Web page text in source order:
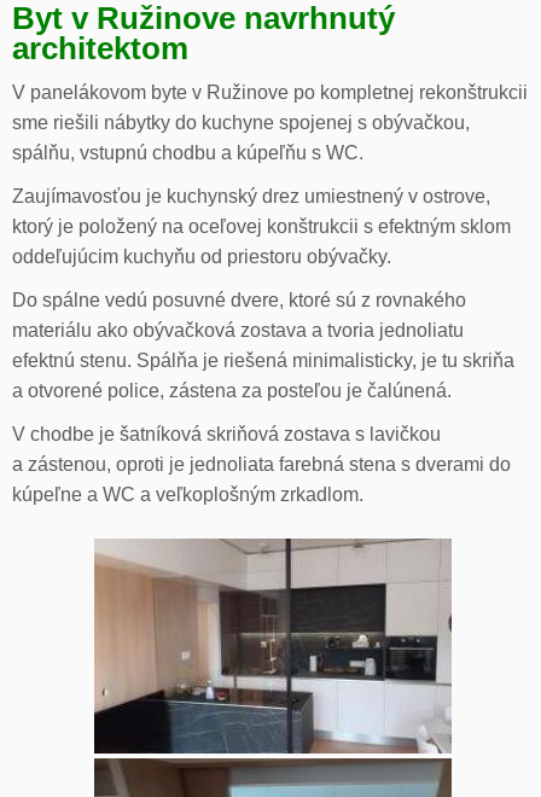
Byt v Ružinove navrhnutý
architektom
V panelákovom byte v Ružinove po kompletnej rekonštrukcii
sme riešili nábytky do kuchyne spojenej s obývačkou,
spálňu, vstupnú chodbu a kúpeľňu s WC.
Zaujímavosťou je kuchynský drez umiestnený v ostrove,
ktorý je položený na oceľovej konštrukcii s efektným sklom
oddeľujúcim kuchyňu od priestoru obývačky.
Do spálne vedú posuvné dvere, ktoré sú z rovnakého
materiálu ako obývačková zostava a tvoria jednoliatu
efektnú stenu. Spálňa je riešená minimalisticky, je tu skriňa
a otvorené police, zástena za posteľou je čalúnená.
V chodbe je šatníková skriňová zostava s lavičkou
a zástenou, oproti je jednoliata farebná stena s dverami do
kúpeľne a WC a veľkoplošným zrkadlom.